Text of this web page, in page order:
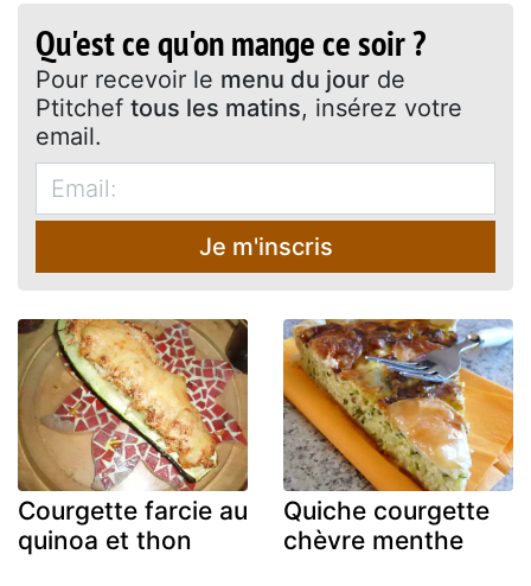
Qu'est ce qu'on mange ce soir ?
Pour recevoir le menu du jour de
Ptitchef tous les matins, insérez votre
email.
Je m'inscris
Courgette farcie au
quinoa et thon
Quiche courgette
chèvre menthe